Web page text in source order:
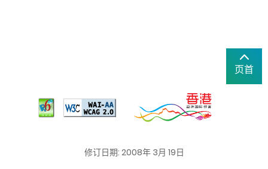
页首
修订日期: 2008年 3月 19日